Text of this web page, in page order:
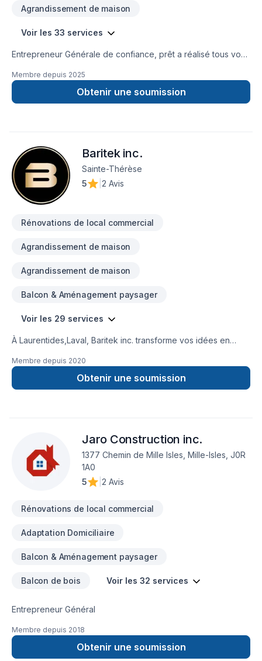
Agrandissement de maison
Voir les 33 services
Entrepreneur Générale de confiance, prêt a réalisé tous vos
Membre depuis 2025
Obtenir une soumission
Baritek inc.
Sainte-Thérèse
5
2 Avis
Rénovations de local commercial
Agrandissement de maison
Agrandissement de maison
Balcon & Aménagement paysager
Voir les 29 services
À Laurentides,Laval, Baritek inc. transforme vos idées en
domaine de Agrandissement, Balcon de bois, Commercial,
Garage, Patio, Rénovation générale, Revêtement extérieur.
Notre équipe expérimentée vous accompagne à chaque
est simple : offrir un service d'exception, centré sur vos
besoins et vos aspirations.
Membre depuis 2020
Obtenir une soumission
Jaro Construction inc.
1377 Chemin de Mille Isles, Mille-Isles, J0R
1A0
5
2 Avis
Rénovations de local commercial
Adaptation Domiciliaire
Balcon & Aménagement paysager
Balcon de bois Voir les 32 services
Entrepreneur Général
Membre depuis 2018
Obtenir une soumission